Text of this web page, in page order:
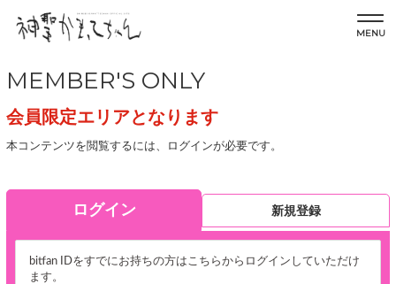
MENU
MEMBER'S ONLY
会員限定エリアとなります
本コンテンツを閲覧するには、ログインが必要です。
ログイン 新規登録
bitfan IDをすでにお持ちの方はこちらからログインしていただけ
ます。